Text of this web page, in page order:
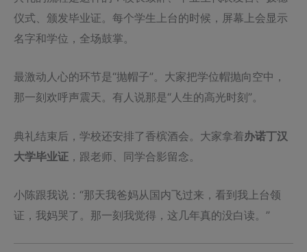
仪式、颁发毕业证。每个学生上台的时候，屏幕上会显示
名字和学位，全场鼓掌。
最激动人心的环节是“抛帽子”。大家把学位帽抛向空中，
那一刻欢呼声震天。有人说那是“人生的高光时刻”。
典礼结束后，学校还安排了香槟酒会。大家拿着办诺丁汉
大学毕业证 ，跟老师、同学合影留念。
小陈跟我说：“那天我爸妈从国内飞过来，看到我上台领
证，我妈哭了。那一刻我觉得，这几年真的没白读。”